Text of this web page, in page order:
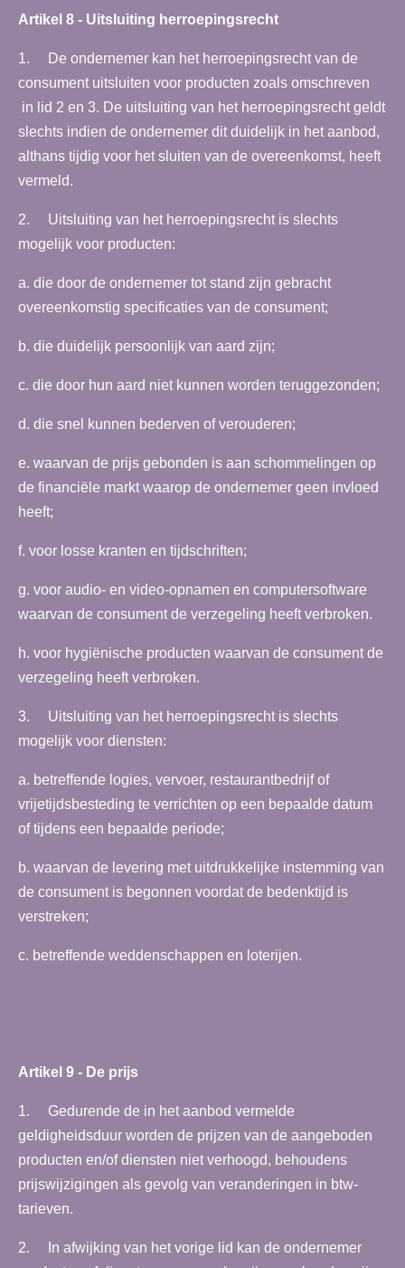
Artikel 8 - Uitsluiting herroepingsrecht
1. De ondernemer kan het herroepingsrecht van de
consument uitsluiten voor producten zoals omschreven
in lid 2 en 3. De uitsluiting van het herroepingsrecht geldt
slechts indien de ondernemer dit duidelijk in het aanbod,
althans tijdig voor het sluiten van de overeenkomst, heeft
vermeld.
2. Uitsluiting van het herroepingsrecht is slechts
mogelijk voor producten:
a. die door de ondernemer tot stand zijn gebracht
overeenkomstig specificaties van de consument;
b. die duidelijk persoonlijk van aard zijn;
c. die door hun aard niet kunnen worden teruggezonden;
d. die snel kunnen bederven of verouderen;
e. waarvan de prijs gebonden is aan schommelingen op
de financiële markt waarop de ondernemer geen invloed
heeft;
f. voor losse kranten en tijdschriften;
g. voor audio- en video-opnamen en computersoftware
waarvan de consument de verzegeling heeft verbroken.
h. voor hygiënische producten waarvan de consument de
verzegeling heeft verbroken.
3. Uitsluiting van het herroepingsrecht is slechts
mogelijk voor diensten:
a. betreffende logies, vervoer, restaurantbedrijf of
vrijetijdsbesteding te verrichten op een bepaalde datum
of tijdens een bepaalde periode;
b. waarvan de levering met uitdrukkelijke instemming van
de consument is begonnen voordat de bedenktijd is
verstreken;
c. betreffende weddenschappen en loterijen.
Artikel 9 - De prijs
1. Gedurende de in het aanbod vermelde
geldigheidsduur worden de prijzen van de aangeboden
producten en/of diensten niet verhoogd, behoudens
prijswijzigingen als gevolg van veranderingen in btw-
tarieven.
2. In afwijking van het vorige lid kan de ondernemer